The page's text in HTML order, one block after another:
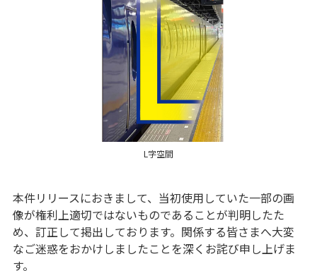
L字空間
本件リリースにおきまして、当初使用していた一部の画
像が権利上適切ではないものであることが判明したた
め、訂正して掲出しております。関係する皆さまへ大変
なご迷惑をおかけしましたことを深くお詫び申し上げま
す。